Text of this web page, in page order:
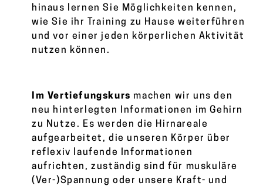
hinaus lernen Sie Möglichkeiten kennen,
wie Sie ihr Training zu Hause weiterführen
und vor einer jeden körperlichen Aktivität
nutzen können.
Im Vertiefungskurs machen wir uns den
neu hinterlegten Informationen im Gehirn
zu Nutze. Es werden die Hirnareale
aufgearbeitet, die unseren Körper über
reflexiv laufende Informationen
aufrichten, zuständig sind für muskuläre
(Ver-)Spannung oder unsere Kraft- und